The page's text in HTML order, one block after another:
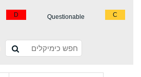
C
Questionable
D